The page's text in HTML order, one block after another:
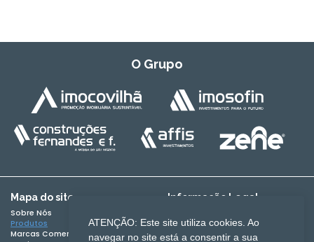
ATENÇÃO: Este site utiliza cookies. Ao
navegar no site está a consentir a sua
O Grupo
Mapa do site
Sobre Nós
Produtos
Marcas Comercializadas
Informação Legal
Política de Privacidade
Expedição de encomendas